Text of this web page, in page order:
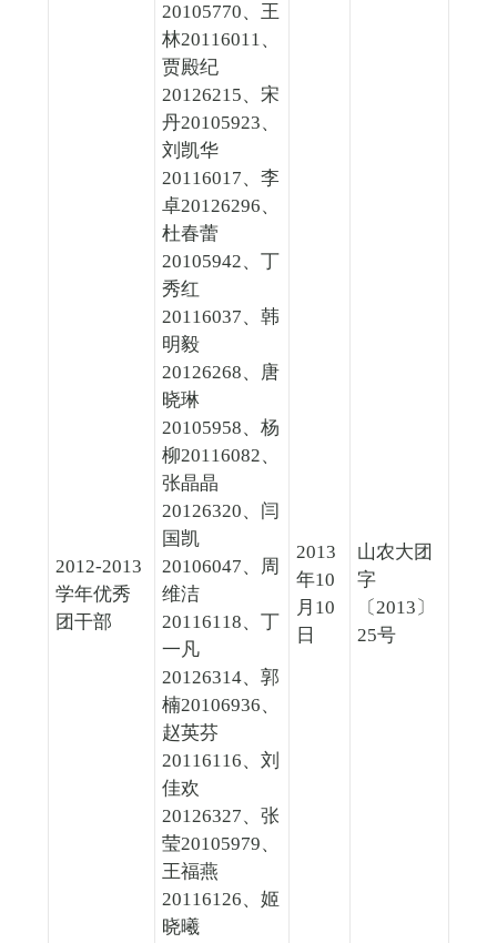
2012-2013
学年优秀
团干部
20105770、王
林20116011、
贾殿纪
20126215、宋
丹20105923、
刘凯华
20116017、李
卓20126296、
杜春蕾
20105942、丁
秀红
20116037、韩
明毅
20126268、唐
晓琳
20105958、杨
柳20116082、
张晶晶
20126320、闫
国凯
20106047、周
维洁
20116118、丁
一凡
20126314、郭
楠20106936、
赵英芬
20116116、刘
佳欢
20126327、张
莹20105979、
王福燕
20116126、姬
晓曦
2013
年10
月10
日
山农大团
字
〔2013〕
25号